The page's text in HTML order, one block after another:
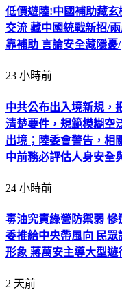
低價遊陸!中國補助藏
交流 藏中國統戰新招/
靠補助 言論安全藏隱憂/
23 小時前
中共公布出入境新規，
清楚要件，規範模糊空
出境；陸委會警告，相
中前務必評估人身安全
24 小時前
毒油究責綠營防禦弱
委推給中央帶風向 民
形象 蔣萬安主導大型遊
2 天前